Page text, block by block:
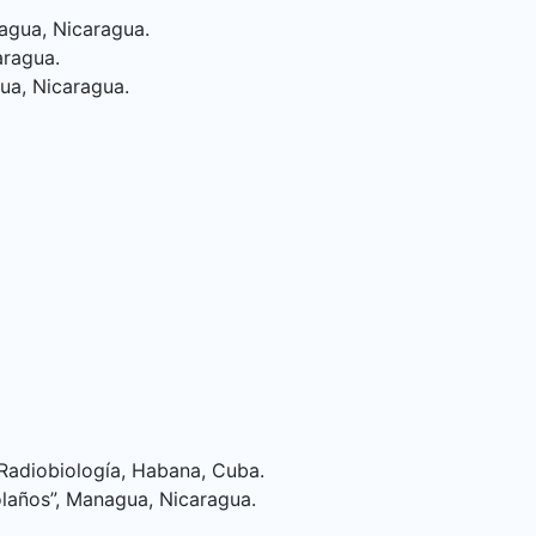
Nicaragua.
Nicaragua.
Habana, Cuba.
Managua, Nicaragua.